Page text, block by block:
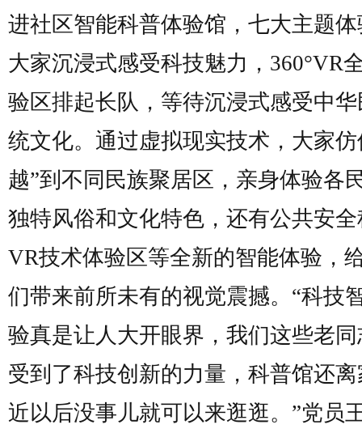
进社区智能科普体验馆，七大主题
大家沉浸式感受科技魅力，360°VR
验区排起长队，等待沉浸式感受中
统文化。通过虚拟现实技术，大家仿
越”到不同民族聚居区，亲身体验各
独特风俗和文化特色，还有公共安
VR技术体验区等全新的智能体验，
们带来前所未有的视觉震撼。“科技
验真是让人大开眼界，我们这些老
受到了科技创新的力量，科普馆还
近以后没事儿就可以来逛逛。”党员